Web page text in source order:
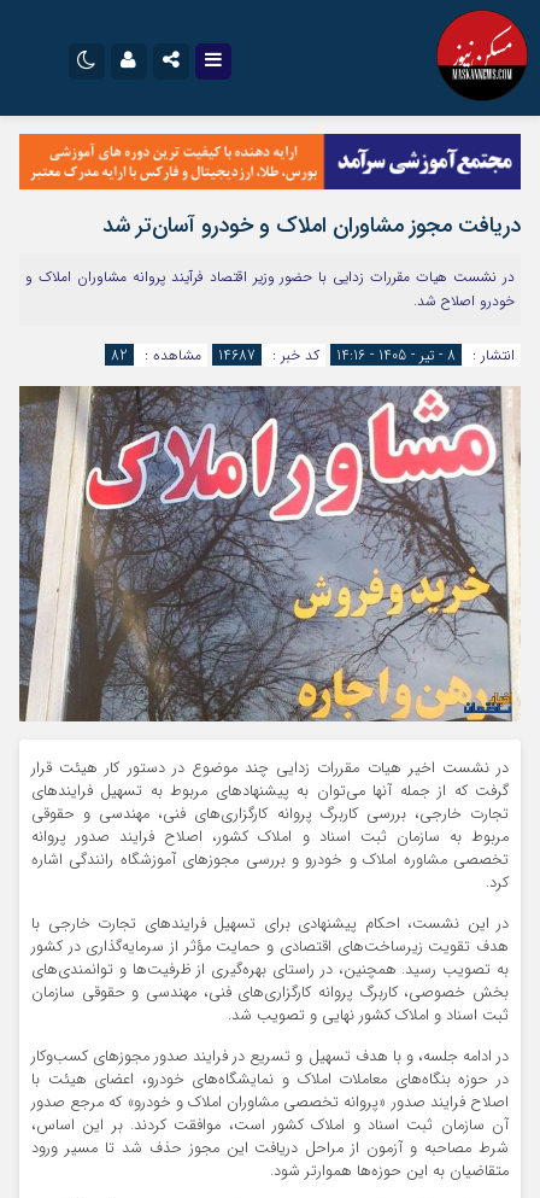
اینستاگرام
تلگرام
سروش
ایتا
آپارات
اپلیکیشن
نام کاربری یا نشانی ایمیل
رمز عبور
دریافت مجوز مشاوران املاک و خودرو آسان‌تر شد
در نشست هیات مقررات زدایی با حضور وزیر اقتصاد فرآیند پروانه مشاوران املاک و
خودرو اصلاح شد.
انتشار : 8 - تیر - 1405 - 14:16 کد خبر : 14687 مشاهده : 82
در نشست اخیر هیات مقررات زدایی چند موضوع در دستور کار هیئت قرار
گرفت که از جمله آنها می‌توان به پیشنهاد‌های مربوط به تسهیل فرایند‌های
تجارت خارجی، بررسی کاربرگ پروانه کارگزاری‌های فنی، مهندسی و حقوقی
مربوط به سازمان ثبت اسناد و املاک کشور، اصلاح فرایند صدور پروانه
تخصصی مشاوره املاک و خودرو و بررسی مجوز‌های آموزشگاه رانندگی اشاره
کرد.
در این نشست، احکام پیشنهادی برای تسهیل فرایند‌های تجارت خارجی با
هدف تقویت زیرساخت‌های اقتصادی و حمایت مؤثر از سرمایه‌گذاری در کشور
به تصویب رسید. همچنین، در راستای بهره‌گیری از ظرفیت‌ها و توانمندی‌های
بخش خصوصی، کاربرگ پروانه کارگزاری‌های فنی، مهندسی و حقوقی سازمان
ثبت اسناد و املاک کشور نهایی و تصویب شد.
در ادامه جلسه، و با هدف تسهیل و تسریع در فرایند صدور مجوز‌های کسب‌وکار
در حوزه بنگاه‌های معاملات املاک و نمایشگاه‌های خودرو، اعضای هیئت با
اصلاح فرایند صدور «پروانه تخصصی مشاوران املاک و خودرو» که مرجع صدور
آن سازمان ثبت اسناد و املاک کشور است، موافقت کردند. بر این اساس،
شرط مصاحبه و آزمون از مراحل دریافت این مجوز حذف شد تا مسیر ورود
متقاضیان به این حوزه‌ها هموارتر شود.